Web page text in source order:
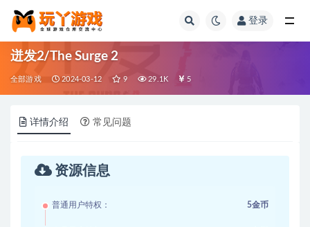
登录
迸发2/The Surge 2
全部游戏 2024-03-12 9 29.1K 5
详情介绍 常见问题
资源信息
普通用户特权： 5金币